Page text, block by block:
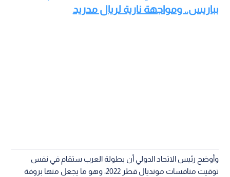
بباريس.. ومواجهة نارية لريال مدريد
وأوضح رئيس الاتحاد الدولي أن بطولة العرب ستقام في نفس
توقيت منافسات مونديال قطر 2022، وهو ما يجعل منها بروفة